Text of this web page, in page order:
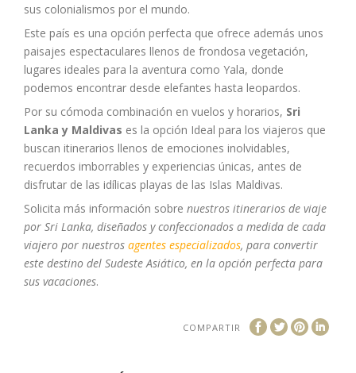
sus colonialismos por el mundo.
Este país es una opción perfecta que ofrece además unos
paisajes espectaculares llenos de frondosa vegetación,
lugares ideales para la aventura como Yala, donde
podemos encontrar desde elefantes hasta leopardos.
Por su cómoda combinación en vuelos y horarios, Sri
Lanka y Maldivas es la opción Ideal para los viajeros que
buscan itinerarios llenos de emociones inolvidables,
recuerdos imborrables y experiencias únicas, antes de
disfrutar de las idílicas playas de las Islas Maldivas.
Solicita más información sobrenuestros itinerarios de viaje
por Sri Lanka, diseñados y confeccionados a medida de cada
viajero por nuestrosagentes especializados, para convertir
este destino del Sudeste Asiático, en la opción perfecta para
sus vacaciones.
COMPARTIR